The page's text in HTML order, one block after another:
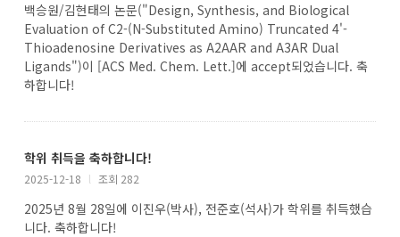
백승원/김현태의 논문("Design, Synthesis, and Biological
Evaluation of C2-(N-Substituted Amino) Truncated 4'-
Thioadenosine Derivatives as A2AAR and A3AR Dual
Ligands")이 [ACS Med. Chem. Lett.]에 accept되었습니다. 축
하합니다!
학위 취득을 축하합니다!
2025-12-18 l 조회 282
2025년 8월 28일에 이진우(박사), 전준호(석사)가 학위를 취득했습
니다. 축하합니다!